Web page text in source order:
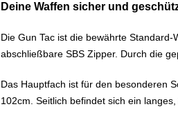
Deine Waffen sicher und
Die Gun Tac ist die bewährte
abschließbare SBS Zipper. Durch die
Das Hauptfach ist für den besonderen
102cm. Seitlich befindet sich ein